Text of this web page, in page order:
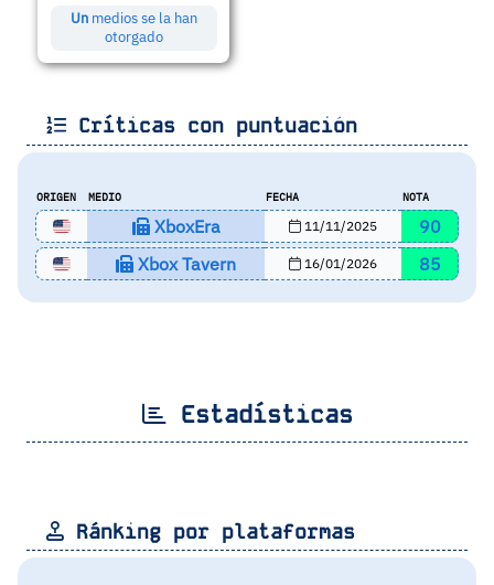
Unmedios se la han
otorgado
Críticas con puntuación
ORIGEN MEDIO FECHA NOTA
XboxEra 11/11/2025
90
Xbox Tavern
16/01/2026 85
Estadísticas
Ránking por plataformas